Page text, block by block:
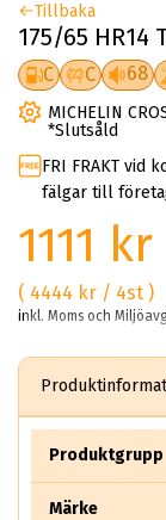
Tillbaka
175/65 HR14
C C 68
MICHELIN
*Slutsåld
FRI FRAKT vid
fälgar till
1111 kr
( 4444 kr / 4st )
inkl. Moms och
Produktgrupp
Märke